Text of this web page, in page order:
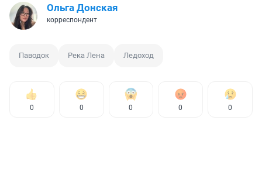
Ольга Донская
корреспондент
Паводок Река Лена Ледоход
0 0 0 0 0